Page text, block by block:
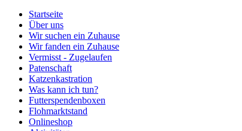
Startseite
Über uns
Wir suchen ein Zuhause
Wir fanden ein Zuhause
Vermisst - Zugelaufen
Patenschaft
Katzenkastration
Was kann ich tun?
Futterspendenboxen
Flohmarktstand
Onlineshop